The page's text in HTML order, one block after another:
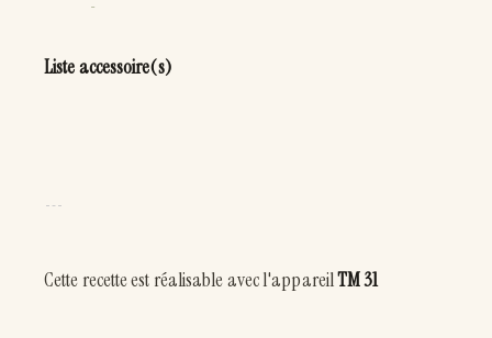
Liste accessoire(s)
Cette recette est réalisable avec l'appareilTM 31